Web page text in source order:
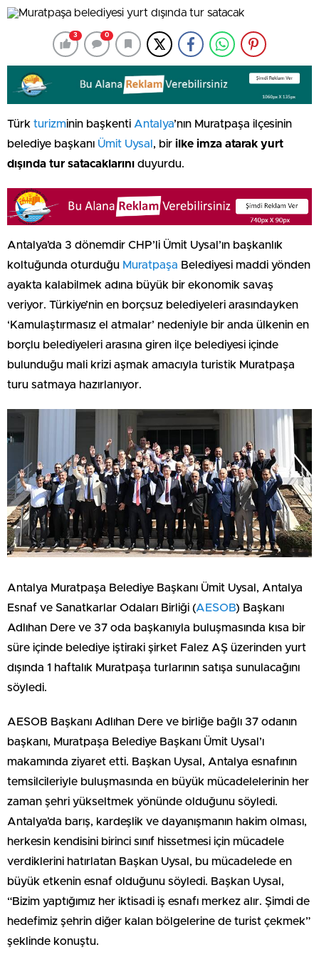
3 0
Türk turizminin başkenti Antalya’nın Muratpaşa ilçesinin
belediye başkanı Ümit Uysal , bir ilke imza atarak yurt
dışında tur satacaklarını duyurdu.
Antalya’da 3 dönemdir CHP’li Ümit Uysal’ın başkanlık
koltuğunda oturduğu Muratpaşa Belediyesi maddi yönden
ayakta kalabilmek adına büyük bir ekonomik savaş
veriyor. Türkiye’nin en borçsuz belediyeleri arasındayken
‘Kamulaştırmasız el atmalar’ nedeniyle bir anda ülkenin en
borçlu belediyeleri arasına giren ilçe belediyesi içinde
bulunduğu mali krizi aşmak amacıyla turistik Muratpaşa
turu satmaya hazırlanıyor.
Antalya Muratpaşa Belediye Başkanı Ümit Uysal, Antalya
Esnaf ve Sanatkarlar Odaları Birliği (AESOB) Başkanı
Adlıhan Dere ve 37 oda başkanıyla buluşmasında kısa bir
süre içinde belediye iştiraki şirket Falez AŞ üzerinden yurt
dışında 1 haftalık Muratpaşa turlarının satışa sunulacağını
söyledi.
AESOB Başkanı Adlıhan Dere ve birliğe bağlı 37 odanın
başkanı, Muratpaşa Belediye Başkanı Ümit Uysal’ı
makamında ziyaret etti. Başkan Uysal, Antalya esnafının
temsilcileriyle buluşmasında en büyük mücadelelerinin her
zaman şehri yükseltmek yönünde olduğunu söyledi.
Antalya’da barış, kardeşlik ve dayanışmanın hakim olması,
herkesin kendisini birinci sınıf hissetmesi için mücadele
verdiklerini hatırlatan Başkan Uysal, bu mücadelede en
büyük etkenin esnaf olduğunu söyledi. Başkan Uysal,
“Bizim yaptığımız her iktisadi iş esnafı merkez alır. Şimdi de
hedefimiz şehrin diğer kalan bölgelerine de turist çekmek”
şeklinde konuştu.